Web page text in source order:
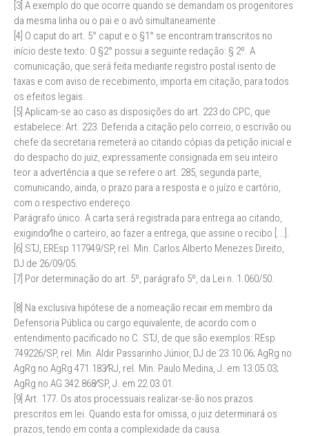
[3] A exemplo do que ocorre quando se demandam os progenitores
da mesma linha ou o pai e o avô simultaneamente .
[4] O caput do art. 5° caput e o §1° se encontram transcritos no
início deste texto. O §2° possui a seguinte redação: § 2º. A
comunicação, que será feita mediante registro postal isento de
taxas e com aviso de recebimento, importa em citação, para todos
os efeitos legais.
[5] Aplicam-se ao caso as disposições do art. 223 do CPC, que
estabelece: Art. 223. Deferida a citação pelo correio, o escrivão ou
chefe da secretaria remeterá ao citando cópias da petição inicial e
do despacho do juiz, expressamente consignada em seu inteiro
teor a advertência a que se refere o art. 285, segunda parte,
comunicando, ainda, o prazo para a resposta e o juízo e cartório,
com o respectivo endereço.
Parágrafo único. A carta será registrada para entrega ao citando,
exigindo∕lhe o carteiro, ao fazer a entrega, que assine o recibo [...].
[6] STJ, EREsp 117949/SP, rel. Min. Carlos Alberto Menezes Direito,
DJ de 26/09/05.
[7] Por determinação do art. 5º, parágrafo 5º, da Lei n. 1.060/50.
[8] Na exclusiva hipótese de a nomeação recair em membro da
Defensoria Pública ou cargo equivalente, de acordo com o
entendimento pacificado no C. STJ, de que são exemplos: REsp
749226/SP, rel. Min. Aldir Passarinho Júnior, DJ de 23.10.06; AgRg no
AgRg no AgRg 471.183∕RJ, rel. Min. Paulo Medina, J. em 13.05.03;
AgRg no AG 342.868∕SP, J. em 22.03.01.
[9] Art. 177. Os atos processuais realizar-se-ão nos prazos
prescritos em lei. Quando esta for omissa, o juiz determinará os
prazos, tendo em conta a complexidade da causa.